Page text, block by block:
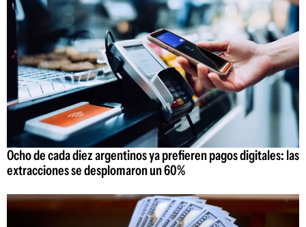
Ocho de cada diez argentinos ya prefieren pagos digitales: las
extracciones se desplomaron un 60%